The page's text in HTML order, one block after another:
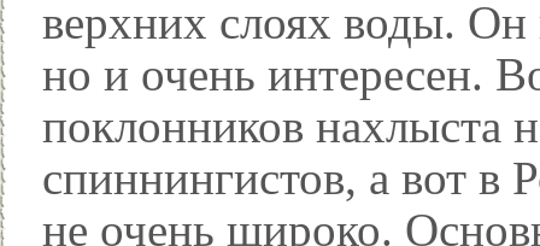
верхних слоях воды. Он
но и очень интересен.
поклонников нахлыста
спиннингистов, а вот в
не очень широко.